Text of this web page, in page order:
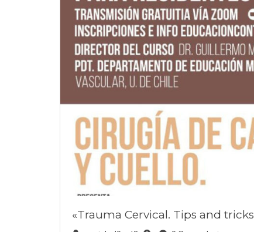
«Trauma Cervical. Tips and tricks